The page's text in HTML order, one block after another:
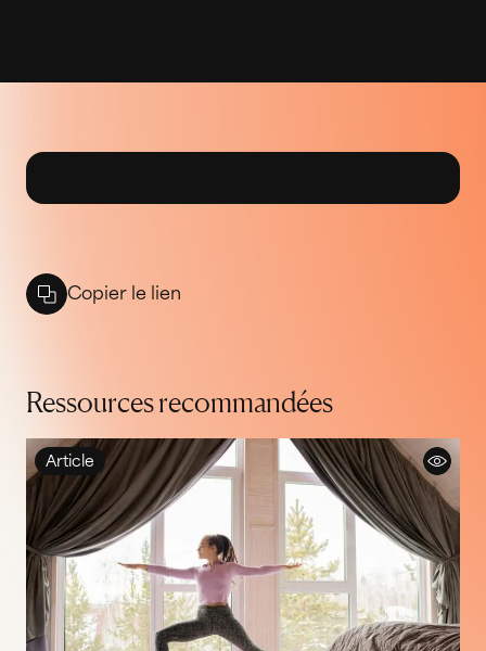
Copier le lien
Ressources recommandées
Article